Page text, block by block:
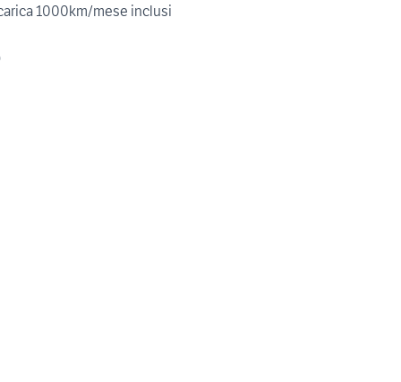
1000km/mese inclusi